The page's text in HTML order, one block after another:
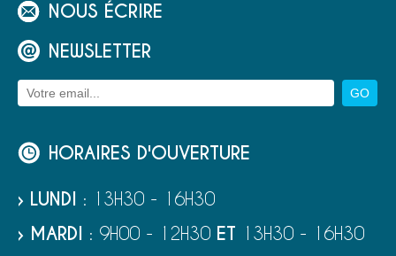
NOUS ÉCRIRE
NEWSLETTER
HORAIRES D'OUVERTURE
› LUNDI : 13H30 - 16H30
› MARDI : 9H00 - 12H30 ET 13H30 - 16H30